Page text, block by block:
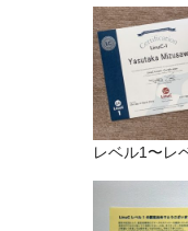
レベル1〜レ